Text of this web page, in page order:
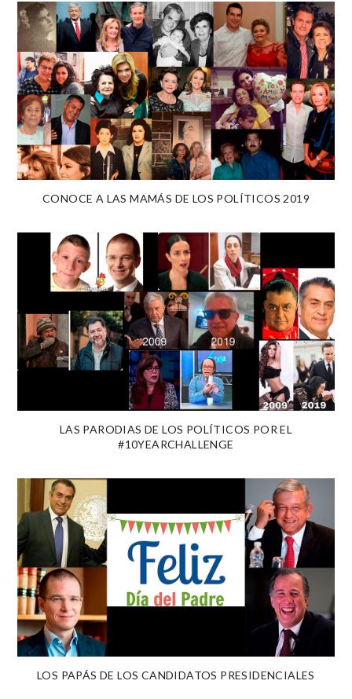
CONOCE A LAS MAMÁS DE LOS POLÍTICOS 2019
LAS PARODIAS DE LOS POLÍTICOS POR EL
#10YEARCHALLENGE
LOS PAPÁS DE LOS CANDIDATOS PRESIDENCIALES